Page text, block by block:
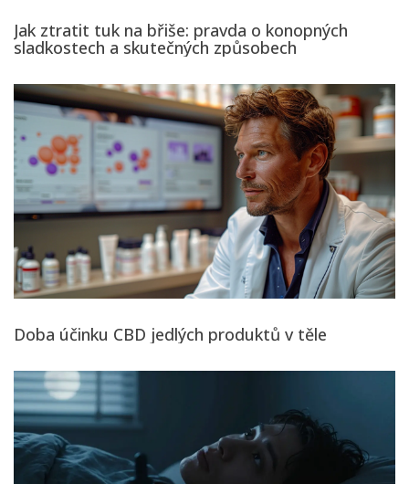
Jak ztratit tuk na břiše: pravda o konopných
sladkostech a skutečných způsobech
Doba účinku CBD jedlých produktů v těle